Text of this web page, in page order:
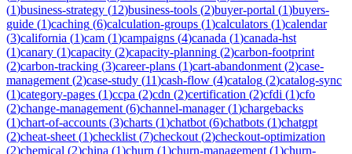
(1)business-strategy (12)business-tools (2)buyer-portal (1)buyers-
guide (1)caching (6)calculation-groups (1)calculators (1)calendar
(3)california (1)cam (1)campaigns (4)canada (1)canada-hst
(1)canary (1)capacity (2)capacity-planning (2)carbon-footprint
(2)carbon-tracking (3)career-plans (1)cart-abandonment (2)case-
management (2)case-study (11)cash-flow (4)catalog (2)catalog-sync
(1)category-pages (1)ccpa (2)cdn (2)certification (2)cfdi (1)cfo
(2)change-management (6)channel-manager(1)chargebacks
(1)chart-of-accounts (3)charts (1)chatbot (6)chatbots (1)chatgpt
(2)cheat-sheet (1)checklist (7)checkout (2)checkout-optimization
(2)chemical (2)china (1)churn (1)churn-management (1)churn-